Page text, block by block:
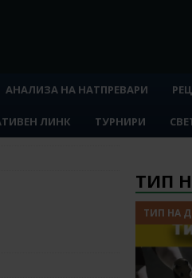
АНАЛИЗА НА НАТПРЕВАРИ
ЛИНК ТУРНИРИ
ТИП
ТИП НА